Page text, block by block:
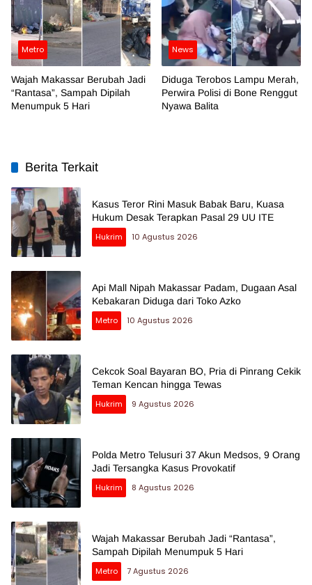
Metro
Wajah Makassar Berubah Jadi
“Rantasa”, Sampah Dipilah
Menumpuk 5 Hari
News
Diduga Terobos Lampu Merah,
Perwira Polisi di Bone Renggut
Nyawa Balita
Berita Terkait
Kasus Teror Rini Masuk Babak Baru, Kuasa
Hukum Desak Terapkan Pasal 29 UU ITE
Hukrim
10 Agustus 2026
Api Mall Nipah Makassar Padam, Dugaan Asal
Kebakaran Diduga dari Toko Azko
Metro
10 Agustus 2026
Cekcok Soal Bayaran BO, Pria di Pinrang Cekik
Teman Kencan hingga Tewas
Hukrim
9 Agustus 2026
Polda Metro Telusuri 37 Akun Medsos, 9 Orang
Jadi Tersangka Kasus Provokatif
Hukrim
8 Agustus 2026
Wajah Makassar Berubah Jadi “Rantasa”,
Sampah Dipilah Menumpuk 5 Hari
Metro
7 Agustus 2026